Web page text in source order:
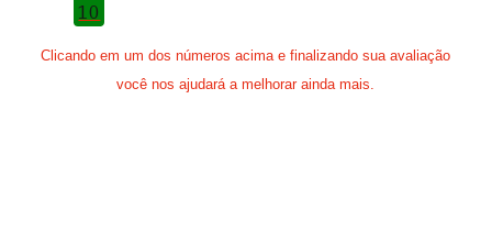
10
Clicando em um dos números acima e finalizando sua avaliação
você nos ajudará a melhorar ainda mais.